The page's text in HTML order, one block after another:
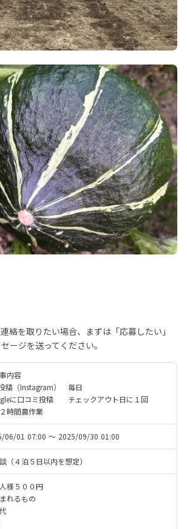
絡を取りたい場合、まずは「応募したい」
ージを送ってください。
内容
稿（Instagram）　毎日
に口コミ投稿　　チェックアウト日に１回
時間農作業
06/01 07:00 〜 2025/09/30 01:00
（４泊５日以内を想定）
様５００円
れるもの